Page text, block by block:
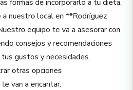
formas de incorporarlo a tu dieta,
a nuestro local en **Rodríguez
equipo te va a asesorar con
consejos y recomendaciones
gustos y necesidades.
otras opciones
van a encantar.